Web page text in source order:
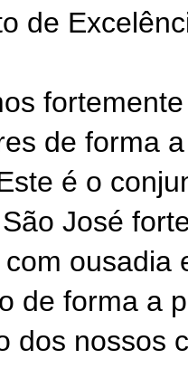
de
de forma
é o
José
ousadia
de forma a
dos nossos